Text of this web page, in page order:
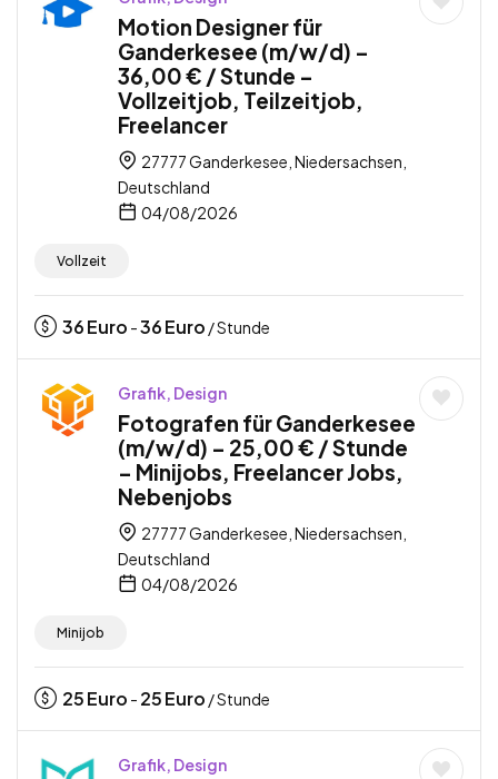
Motion Designer für
Ganderkesee (m/w/d) –
36,00 € / Stunde –
Vollzeitjob, Teilzeitjob,
Freelancer
27777 Ganderkesee, Niedersachsen,
Deutschland
04/08/2026
Vollzeit
36Euro -36Euro / Stunde
Grafik, Design
Fotografen für Ganderkesee
(m/w/d) – 25,00 € / Stunde
– Minijobs, Freelancer Jobs,
Nebenjobs
27777 Ganderkesee, Niedersachsen,
Deutschland
04/08/2026
Minijob
25Euro - 25Euro / Stunde
Grafik, Design